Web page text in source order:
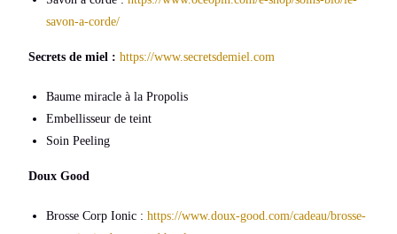
savon-a-corde/
Secrets de miel : https://www.secretsdemiel.com
Baume miracle à la Propolis
Embellisseur de teint
Soin Peeling
Doux Good
Brosse Corp Ionic :https://www.doux-good.com/cadeau/brosse-